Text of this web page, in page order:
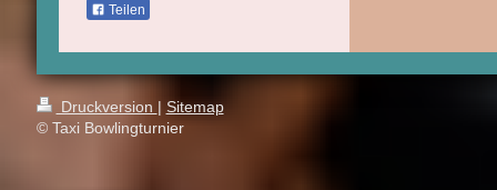
Teilen
Druckversion | Sitemap
© Taxi Bowlingturnier